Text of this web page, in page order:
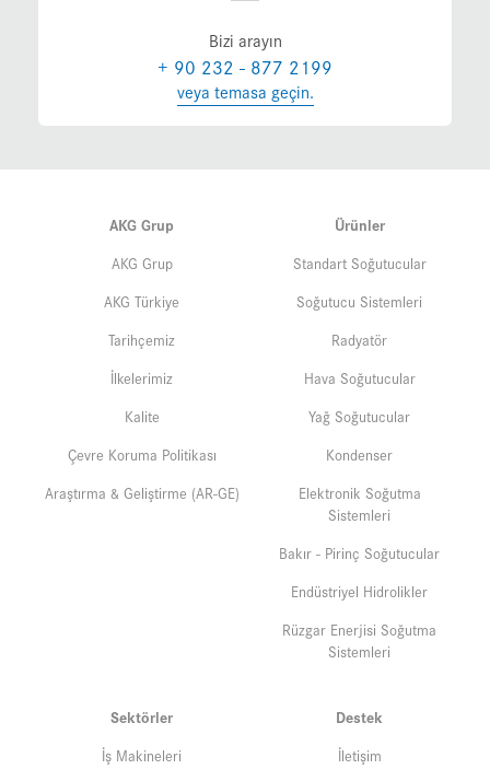
Bizi arayın
+ 90 232 - 877 2199
veya temasa geçin.
AKG Grup
AKG Grup
AKG Türkiye
Tarihçemiz
İlkelerimiz
Kalite
Çevre Koruma Politikası
Araştırma & Geliştirme (AR-GE)
Ürünler
Standart Soğutucular
Soğutucu Sistemleri
Radyatör
Hava Soğutucular
Yağ Soğutucular
Kondenser
Elektronik Soğutma
Sistemleri
Bakır - Pirinç Soğutucular
Endüstriyel Hidrolikler
Rüzgar Enerjisi Soğutma
Sistemleri
Sektörler
İş Makineleri
Destek
İletişim